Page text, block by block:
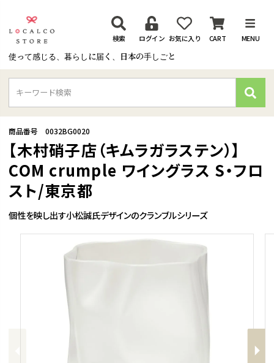
使って感じる、暮らしに届く、日本の手しごと
検索 ログイン お気に入り CART MENU
検
索
個性を映し出す小松誠氏デザインのクランブルシリーズ
【木村硝子店（キムラガラステン）】
COM crumple ワイングラス S・フロ
スト/東京都
商品番号 0032BG0020